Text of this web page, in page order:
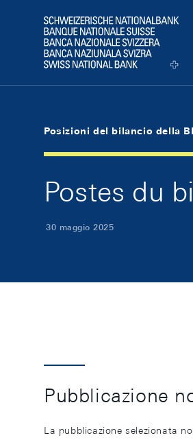
Logo
Posizioni del bilancio della
Postes du
30 maggio 2025
Pubblicazione
La pubblicazione selezionata